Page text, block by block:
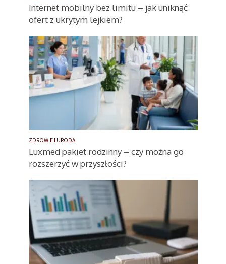
Internet mobilny bez limitu – jak uniknąć
ofert z ukrytym lejkiem?
ZDROWIE I URODA
Luxmed pakiet rodzinny – czy można go
rozszerzyć w przyszłości?